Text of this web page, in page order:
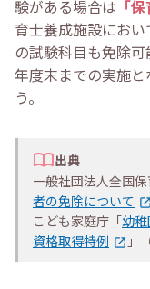
験がある場合は 「
育士養成施設におい
の試験科目も免除可
年度末までの実施と
う。
出典
一般社団法人全国
者の免除について
こども家庭庁「幼稚
資格取得特例
」